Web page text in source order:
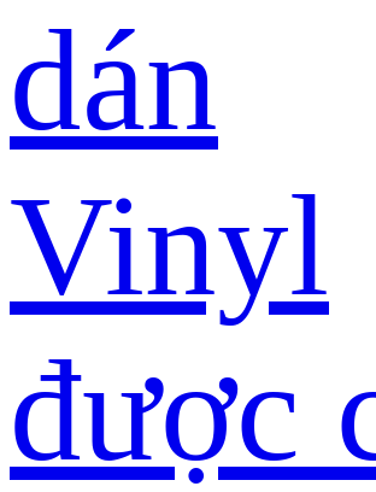
dán
Vinyl
được